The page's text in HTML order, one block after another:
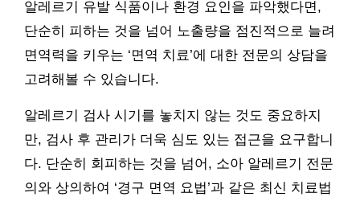
알레르기 유발 식품이나 환경 요인을 파악했다면,
단순히 피하는 것을 넘어 노출량을 점진적으로 늘려
면역력을 키우는 ‘면역 치료’에 대한 전문의 상담을
고려해볼 수 있습니다.
알레르기 검사 시기를 놓치지 않는 것도 중요하지
만, 검사 후 관리가 더욱 심도 있는 접근을 요구합니
다. 단순히 회피하는 것을 넘어, 소아 알레르기 전문
의와 상의하여 ‘경구 면역 요법’과 같은 최신 치료법